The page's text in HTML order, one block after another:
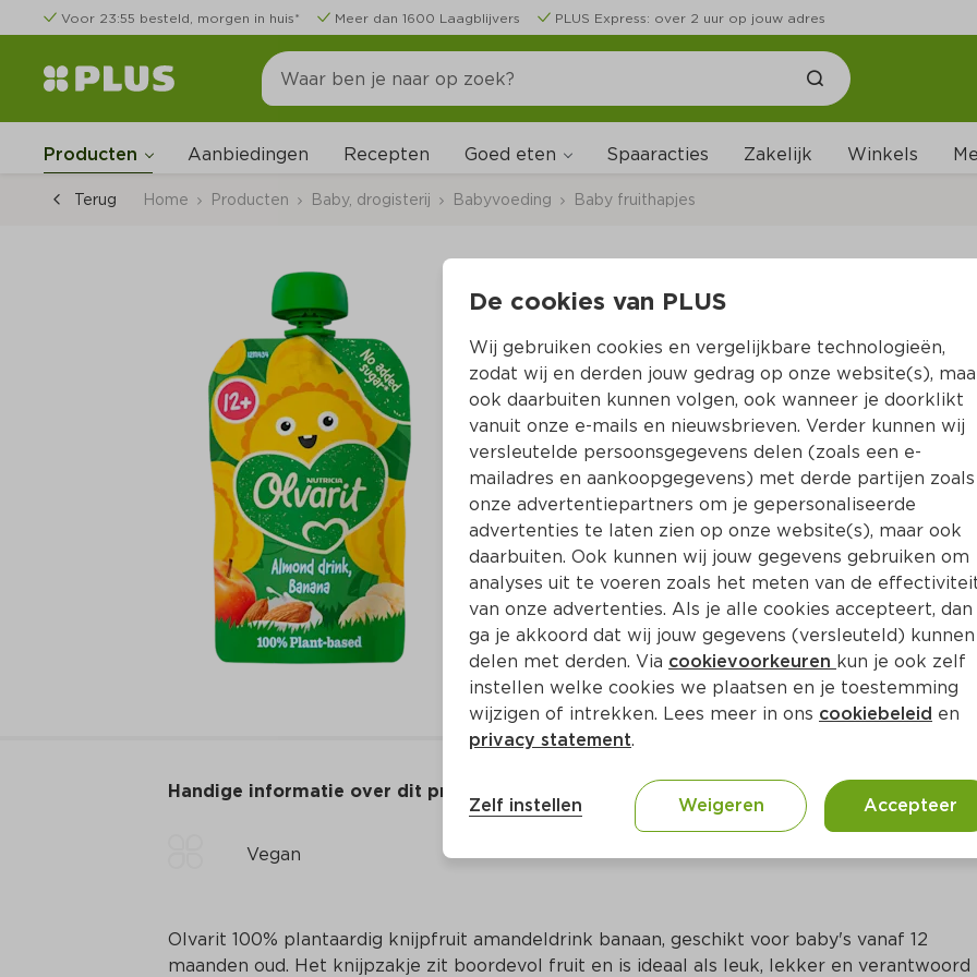
Voor 23:55 besteld, morgen in huis* Meer dan 1600 Laagblijvers PLUS Express: over 2 uur op jouw adres
Producten Aanbiedingen Recepten Goed eten Spaaracties Zakelijk Winkels
Terug Home Producten Baby, drogisterij Babyvoeding Baby fruithapjes
Olvarit
Per Stazak 100 g
Product niet beschikbaar bij jouw PLUS.
Handige informatie over dit product
Vegan
Olvarit 100% plantaardig knijpfruit amandeldrink banaan, geschikt voor baby's vanaf 12
maanden oud. Het knijpzakje zit boordevol fruit en is ideaal als leuk, lekker en verantwoord
De cookies van PLUS
Wij gebruiken cookies en vergelijkbare technologieën,
zodat wij en derden jouw gedrag op onze website(s),
ook daarbuiten kunnen volgen, ook wanneer je doorklikt
vanuit onze e-mails en nieuwsbrieven. Verder kunnen wij
versleutelde persoonsgegevens delen (zoals een e-
mailadres en aankoopgegevens) met derde partijen zoals
onze advertentiepartners om je gepersonaliseerde
advertenties te laten zien op onze website(s), maar ook
daarbuiten. Ook kunnen wij jouw gegevens gebruiken om
analyses uit te voeren zoals het meten van de
van onze advertenties. Als je alle cookies accepteert, dan
ga je akkoord dat wij jouw gegevens (versleuteld) kunnen
delen met derden. Via cookievoorkeuren kun je ook zelf
instellen welke cookies we plaatsen en je toestemming
wijzigen of intrekken. Lees meer in ons cookiebeleid en
privacy statement.
Zelf instellen Weigeren Accepteer